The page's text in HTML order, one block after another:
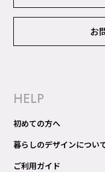
お
HELP
初めての方へ
暮らしのデザインについ
ご利用ガイド